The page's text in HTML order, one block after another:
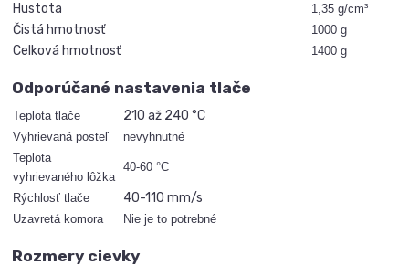
Hustota
1,35 g/cm³
Čistá hmotnosť 1000 g
Celková hmotnosť 1400 g
Odporúčané nastavenia tlače
Teplota tlače 210 až 240 °C
Vyhrievaná posteľ
nevyhnutné
Teplota
vyhrievaného lôžka
40-60 °C
Rýchlosť tlače 40-110 mm/s
Uzavretá komora Nie je to potrebné
Rozmery cievky